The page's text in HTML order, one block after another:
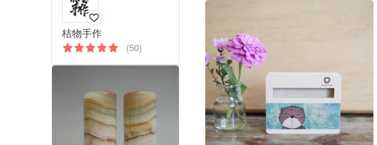
桔物手作
(50)